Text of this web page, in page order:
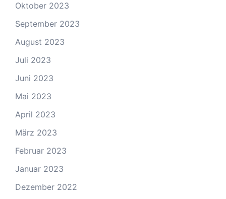
Oktober 2023
September 2023
August 2023
Juli 2023
Juni 2023
Mai 2023
April 2023
März 2023
Februar 2023
Januar 2023
Dezember 2022